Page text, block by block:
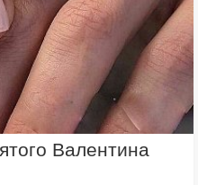
Валентина